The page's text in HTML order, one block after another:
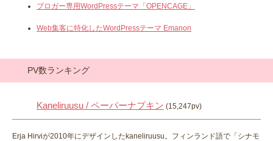
ブロガー専用WordPressテーマ「OPENCAGE」
Web集客に特化したWordPressテーマ Emanon
PV数ランキング
Kaneliruusu / ペーパーナプキン (15,247pv)
Erja Hirviが2010年にデザインしたkaneliruusu。フィンランド語で「シナモ